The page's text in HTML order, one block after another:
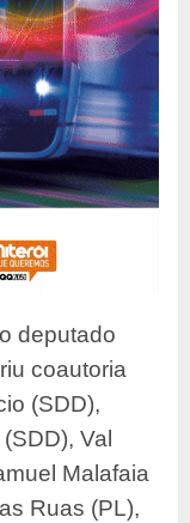
deputado
coautoria
(SDD),
Val
Malafaia
Ruas (PL),